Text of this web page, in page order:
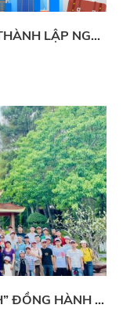
“MỪNG KỶ NIỆM 63 NĂM NGÀY THÀNH LẬP NGÀNH DU LỊCH VIỆT NAM”
“LÀM HẾT SỨC – CHƠI HẾT MÌNH” ĐỒNG HÀNH CÙNG ĐOÀN CÔNG TY HỮU HẠN CÔNG NGHIỆP GEO – GEAR VĨNH PHÚC TẠI QUẢNG BÌNH